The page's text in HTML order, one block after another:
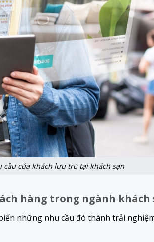
cầu của khách lưu trú tại khách sạn
hàng trong ngành khách
những nhu cầu đó thành trải